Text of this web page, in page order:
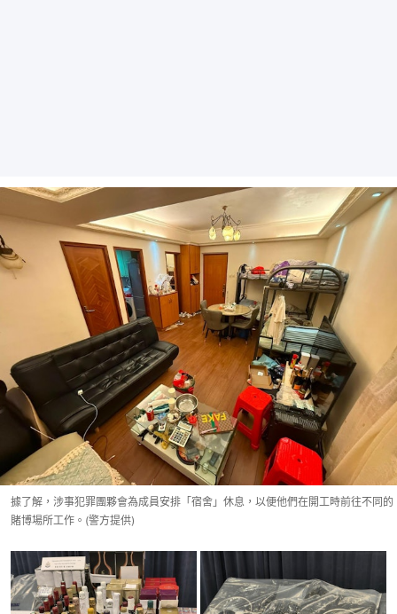
據了解，涉事犯罪團夥會為成員安排「宿舍」休息，以便他們在開工時前往不同的
賭博場所工作。(警方提供)